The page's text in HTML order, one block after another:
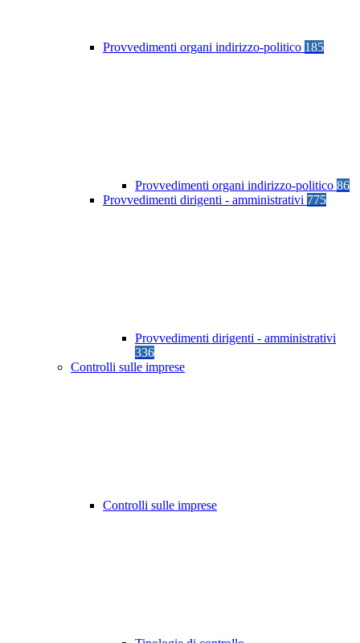
Provvedimenti organi indirizzo-politico 185
Provvedimenti organi indirizzo-politico 86
Provvedimenti dirigenti - amministrativi 775
Provvedimenti dirigenti - amministrativi
336
Controlli sulle imprese
Controlli sulle imprese